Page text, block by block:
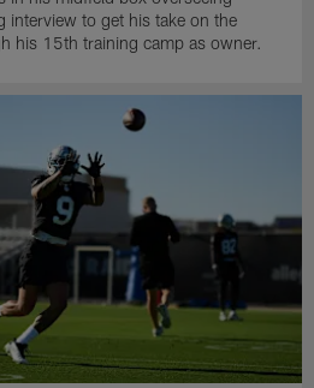
interview to get his take on the
his 15th training camp as owner.